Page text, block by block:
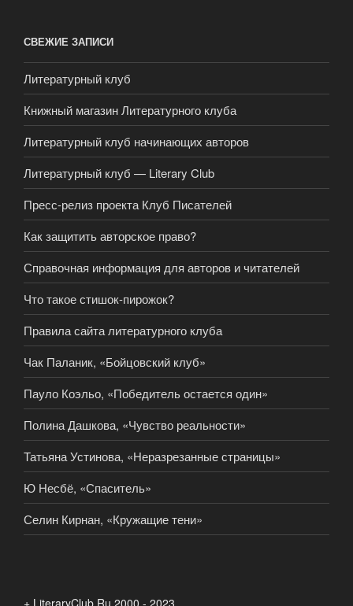
СВЕЖИЕ ЗАПИСИ
Литературный клуб
Книжный магазин Литературного клуба
Литературный клуб начинающих авторов
Литературный клуб — Literary Club
Пресс-релиз проекта Клуб Писателей
Как защитить авторское право?
Справочная информация для авторов и читателей
Что такое стишок-пирожок?
Правила сайта литературного клуба
Чак Паланик, «Бойцовский клуб»
Пауло Коэльо, «Победитель остается один»
Полина Дашкова, «Чувство реальности»
Татьяна Устинова, «Неразрезанные страницы»
Ю Несбё, «Спаситель»
Селин Кирнан, «Кружащие тени»